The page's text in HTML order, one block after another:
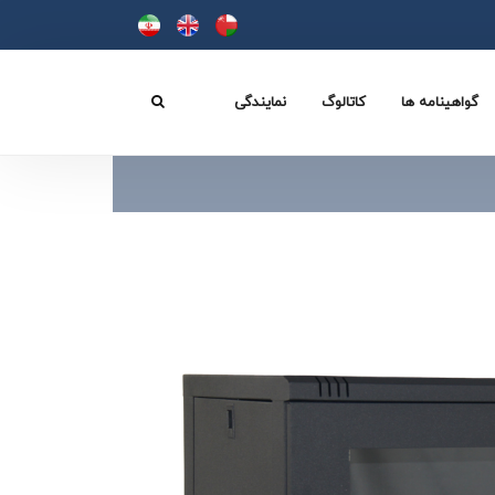
گواهینامه ها کاتالوگ نمایندگی